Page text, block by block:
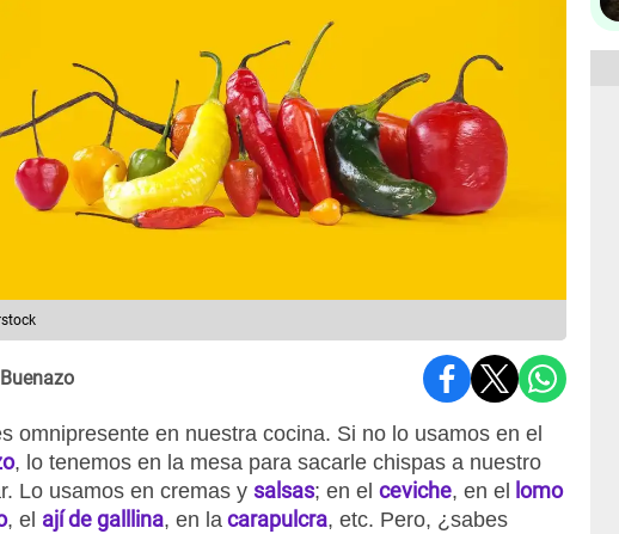
Buenazo
omnipresente en nuestra cocina. Si no lo usamos en el
, lo tenemos en la mesa para sacarle chispas a nuestro
Lo usamos en cremas y salsas; en el ceviche, en el lomo
, el ají de galllina, en la carapulcra, etc. Pero, ¿sabes